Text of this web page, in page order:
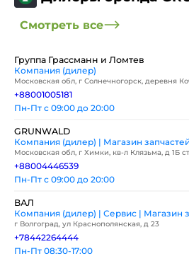
Смотреть все
Группа Грассманн и Ломтев
Компания (дилер)
Московская обл, г Солнечногорск, деревня
+88001005181
Пн-Пт с 09:00 до 20:00
GRUNWALD
Компания (дилер) | Магазин
Московская обл, г Химки, кв-л Клязьма, д 1Б
+88004446539
Пн-Пт с 09:00 до 20:00
ВАЛ
Компания (дилер) | Сервис | Магазин
г Волгоград, ул Краснополянская, д 23
+78442264444
Пн-Пт 08:30-17:00